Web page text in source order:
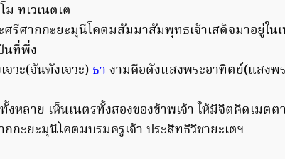
ม ทเวเนตเต
รีศากกะยะมุนีโคตมสัมมาสัมพุทธเจ้าเสด็จมาอยู่ในเ
นที่พึ่ง
จวะ(จันทังเจวะ) ธา งามคือดังแสงพระอาทิตย์(แสง
หลาย เห็นเนตรทั้งสองของข้าพเจ้า ให้มีจิตคิดเมตต
กกะยะมุนีโคตมบรมครูเจ้า ประสิทธิวิชายะเตฯ